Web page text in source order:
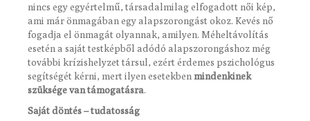
nincs egy egyértelmű, társadalmilag elfogadott női kép,
ami már önmagában egy alapszorongást okoz. Kevés nő
fogadja el önmagát olyannak, amilyen. Méheltávolítás
esetén a saját testképből adódó alapszorongáshoz még
további krízishelyzet társul, ezért érdemes pszichológus
segítségét kérni, mert ilyen esetekben mindenkinek
szüksége van támogatásra.
Saját döntés – tudatosság